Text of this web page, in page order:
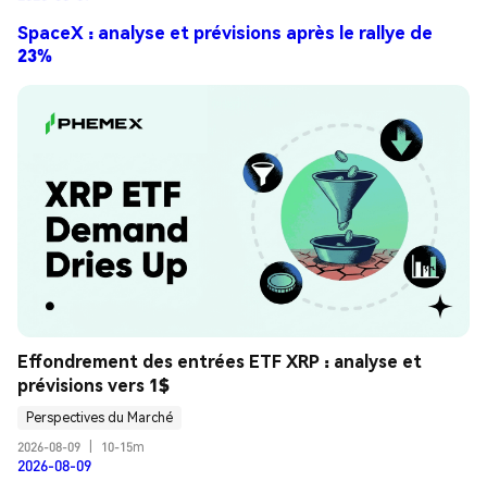
SpaceX : analyse et prévisions après le rallye de
23%
Effondrement des entrées ETF XRP : analyse et
prévisions vers 1$
Perspectives du Marché
2026-08-09
10-15m
2026-08-09